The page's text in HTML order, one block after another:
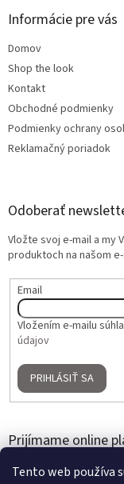
Tento web používa
Informácie pre vás
Domov
Shop the look
Kontakt
Obchodné podmienky
Podmienky ochrany
Reklamačný poriadok
Odoberať
Vložte svoj e-mail a my
produktoch na našom
Email
Vložením e-mailu
údajov
PRIHLÁSIŤ SA
Prijímame online